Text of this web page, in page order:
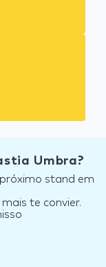
Umbra?
stand em
te convier.